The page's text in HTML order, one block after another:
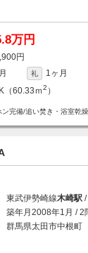
万円
円
礼
1ヶ月
（60.33ｍ2 ）
完備/追い焚き・浴室乾
東武伊勢崎線木崎駅
築年月2008年1月 / 2
群馬県太田市中根町